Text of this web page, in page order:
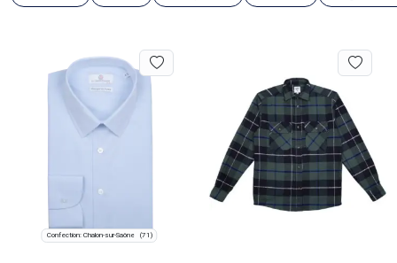
Confection: Chalon-sur-Saône (71)